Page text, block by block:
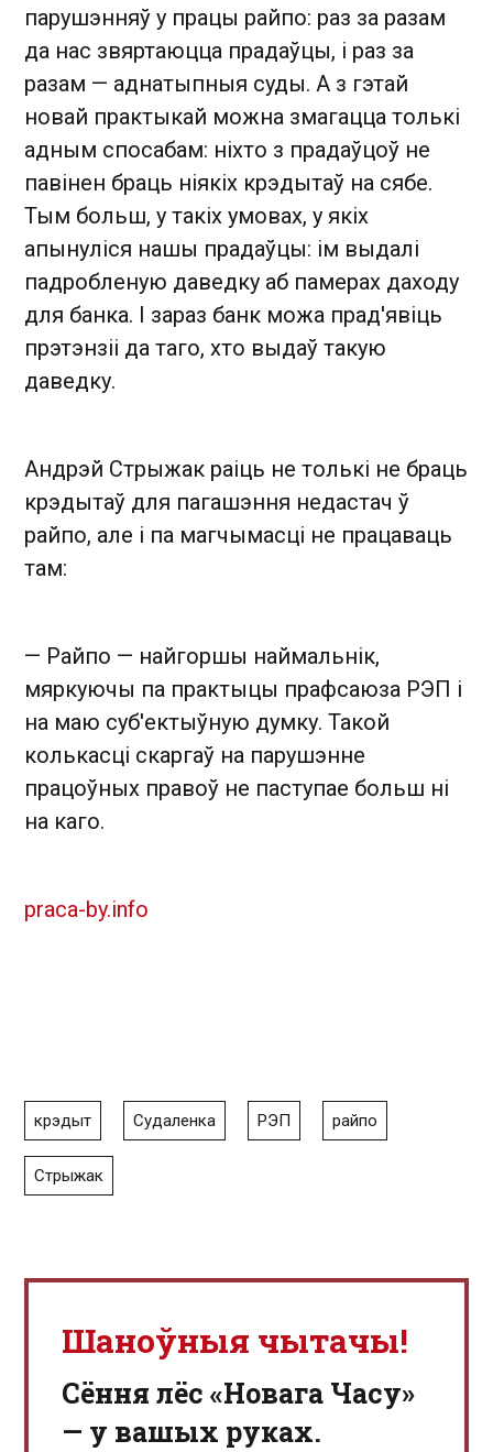
парушэнняў у працы райпо: раз за разам
да нас звяртаюцца прадаўцы, і раз за
разам — аднатыпныя суды. А з гэтай
новай практыкай можна змагацца толькі
адным спосабам: ніхто з прадаўцоў не
павінен браць ніякіх крэдытаў на сябе.
Тым больш, у такіх умовах, у якіх
апынуліся нашы прадаўцы: ім выдалі
падробленую даведку аб памерах даходу
для банка. І зараз банк можа прад'явіць
прэтэнзіі да таго, хто выдаў такую ​​
даведку.
Андрэй Стрыжак раіць не толькі не браць
крэдытаў для пагашэння недастач ў
райпо, але і па магчымасці не працаваць
там:
— Райпо — найгоршы наймальнік,
мяркуючы па практыцы прафсаюза РЭП і
на маю суб'ектыўную думку. Такой
колькасці скаргаў на парушэнне
працоўных правоў не паступае больш ні
на каго.
praca-by.info
крэдыт Судаленка РЭП райпо
Стрыжак
Шаноўныя чытачы!
Сёння лёс «Новага Часу»
— у вашых руках.